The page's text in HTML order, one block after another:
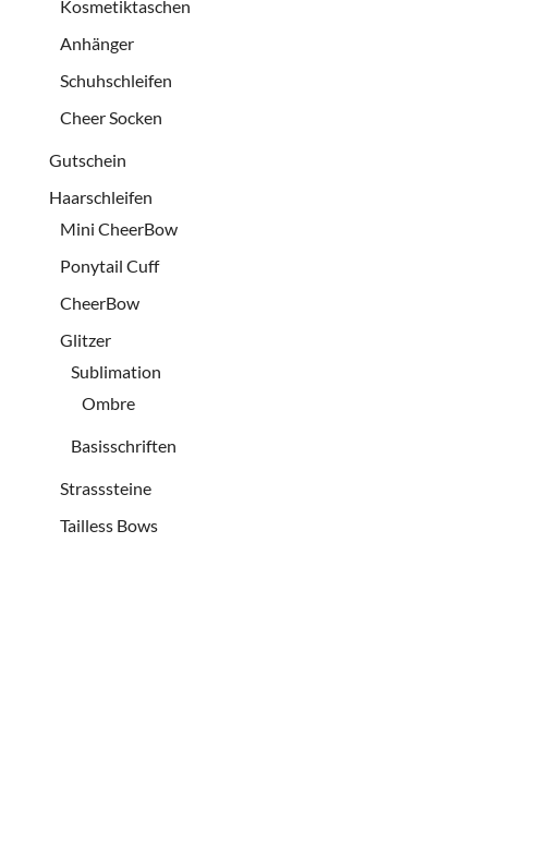
Kosmetiktaschen
Anhänger
Schuhschleifen
Cheer Socken
Gutschein
Haarschleifen
Mini CheerBow
Ponytail Cuff
CheerBow
Glitzer
Sublimation
Ombre
Basisschriften
Strasssteine
Tailless Bows